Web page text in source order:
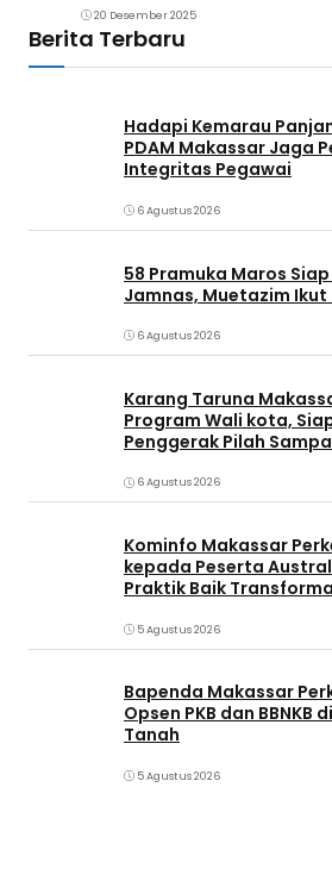
20 Desember 2025
Berita Terbaru
Hadapi Kemarau
PDAM Makassar Jaga
Integritas Pegawai
6 Agustus 2026
58 Pramuka Maros
Jamnas, Muetazim
6 Agustus 2026
Karang Taruna
Program Wali kota,
Penggerak Pilah
6 Agustus 2026
Kominfo Makassar
kepada Peserta
Praktik Baik
5 Agustus 2026
Bapenda Makassar
Opsen PKB dan BBNKB
Tanah‎
5 Agustus 2026